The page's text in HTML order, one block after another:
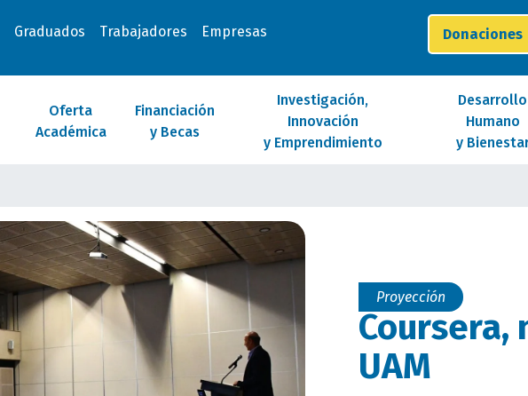
Graduados Trabajadores Empresas Donaciones
Oferta
Académica
Financiación
y Becas
Investigación,
Innovación
y Emprendimiento
Desarrollo
Humano
y
Proyección
Coursera,
UAM